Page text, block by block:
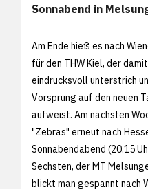
Sonnabend in
Am Ende hieß es nach
für den THW Kiel, der
eindrucksvoll unterstrich
Vorsprung auf den neuen
aufweist. Am nächsten
"Zebras" erneut nach
Sonnabendabend (20.15
Sechsten, der MT
blickt man gespannt nach